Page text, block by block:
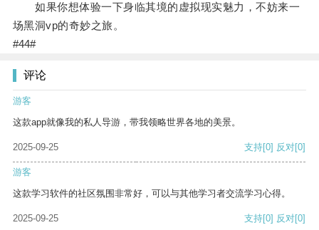
如果你想体验一下身临其境的虚拟现实魅力，不妨来一
场黑洞vp的奇妙之旅。
#44#
评论
游客
这款app就像我的私人导游，带我领略世界各地的美景。
2025-09-25 支持[0] 反对[0]
游客
这款学习软件的社区氛围非常好，可以与其他学习者交流学习心得。
2025-09-25 支持[0] 反对[0]